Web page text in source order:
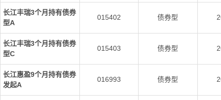
长江丰瑞3个月持有债券
型A
015402 债券型
长江丰瑞3个月持有债券
型C
015403 债券型
长江惠盈9个月持有债券
发起A
016993 债券型